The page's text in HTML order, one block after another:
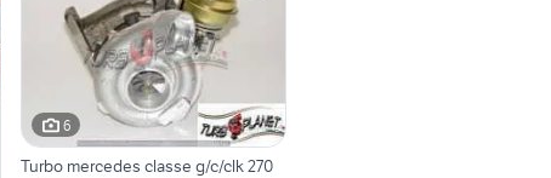
6
Turbo mercedes classe g/c/clk 270